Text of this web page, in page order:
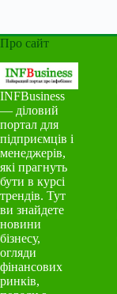
Про сайт
INFBusiness
— діловий
портал для
підприємців і
менеджерів,
які прагнуть
бути в курсі
трендів. Тут
ви знайдете
новини
бізнесу,
огляди
фінансових
ринків,